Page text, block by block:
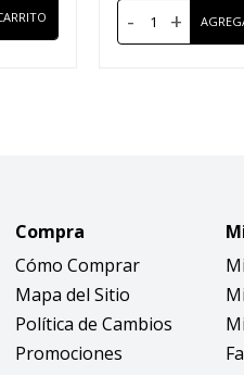
- +
Compra
Cómo Comprar
Mapa del Sitio
Política de Cambios
Promociones